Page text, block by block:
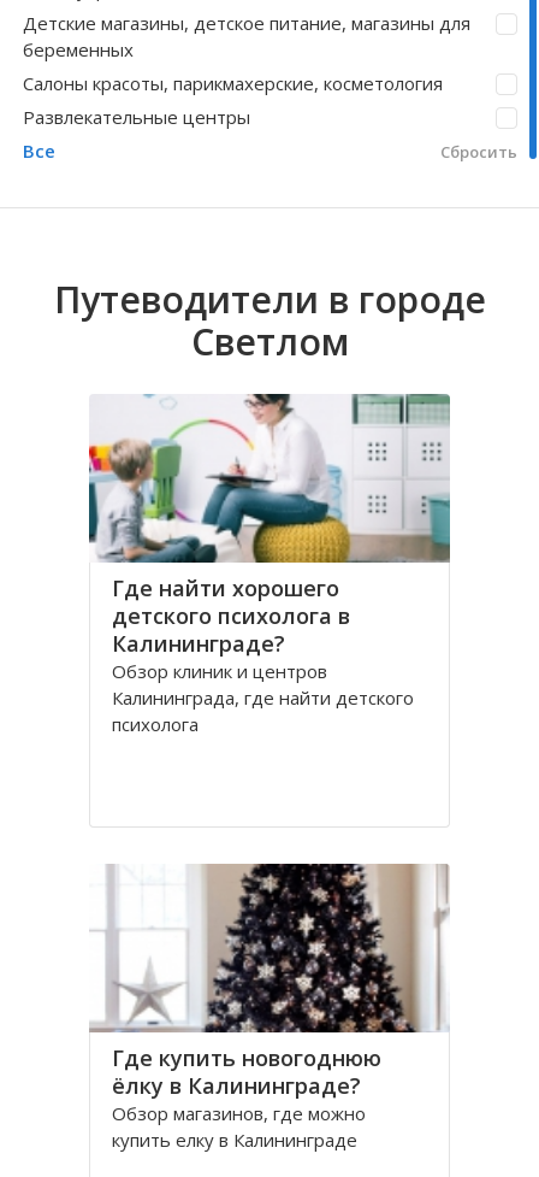
Волгоградская область Иркутская
Кировоградская область Хмельницкая
Восточно-Казахстанская область Северо-
Березовка Взморье
Детские магазины, детское питание, магазины для
беременных
Салоны красоты, парикмахерские, косметология
Развлекательные центры
Все
Сбросить
Путеводители в городе
Светлом
Где найти хорошего
детского психолога в
Калининграде?
Обзор клиник и центров
Калининграда, где найти детского
психолога
Где купить новогоднюю
ёлку в Калининграде?
Обзор магазинов, где можно
купить елку в Калининграде